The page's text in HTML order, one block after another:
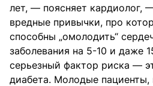
лет, — поясняет кардиолог,
вредные привычки, про
способны „омолодить“
заболевания на 5-10 и даже
серьезный фактор риска —
диабета. Молодые пациенты,